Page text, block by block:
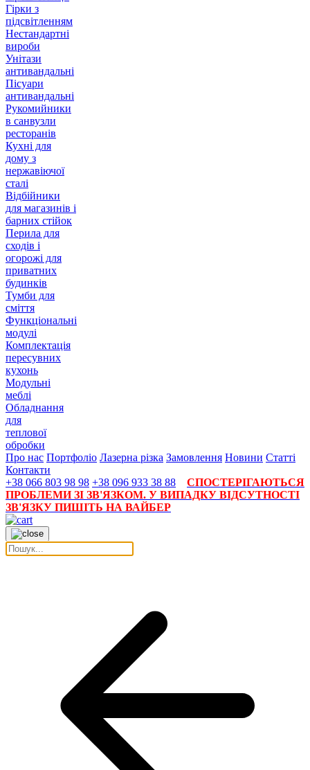
Гірки з
підсвітленням
Нестандартні
вироби
Унітази
антивандальні
Пісуари
антивандальні
Рукомийники
в санвузли
ресторанів
Кухні для
дому з
нержавіючої
сталі
Відбійники
для магазинів і
барних стійок
Перила для
сходів і
огорожі для
приватних
будинків
Тумби для
сміття
Функціональні
модулі
Комплектація
пересувних
кухонь
Модульні
меблі
Обладнання
для
теплової
обробки
Про нас Портфоліо Лазерна різка Замовлення Новини Статті
Контакти
+38 066 803 98 98 +38 096 933 38 88
СПОСТЕРІГАЮТЬСЯ
ПРОБЛЕМИ ЗІ ЗВ'ЯЗКОМ. У ВИПАДКУ ВІДСУТНОСТІ
ЗВ'ЯЗКУ ПИШІТЬ НА ВАЙБЕР